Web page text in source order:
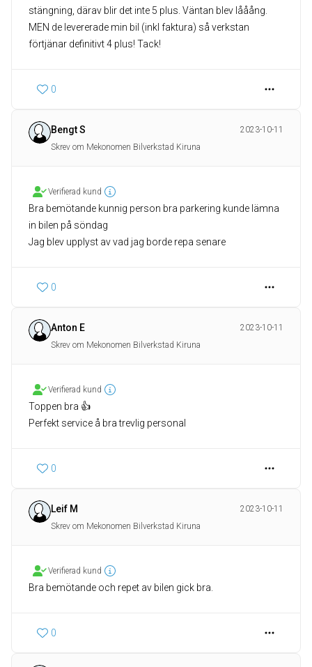
stängning, därav blir det inte 5 plus. Väntan blev lååång.
MEN de levererade min bil (inkl faktura) så verkstan
förtjänar definitivt 4 plus! Tack!
0
Bengt S
2023-10-11
Skrev om Mekonomen Bilverkstad Kiruna
Verifierad kund
Bra bemötande kunnig person bra parkering kunde lämna
in bilen på söndag
Jag blev upplyst av vad jag borde repa senare
0
Anton E
2023-10-11
Skrev om Mekonomen Bilverkstad Kiruna
Verifierad kund
Toppen bra 👍
Perfekt service å bra trevlig personal
0
Leif M
2023-10-11
Skrev om Mekonomen Bilverkstad Kiruna
Verifierad kund
Bra bemötande och repet av bilen gick bra.
0